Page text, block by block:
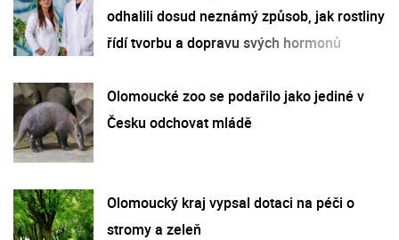
odhalili dosud neznámý způsob, jak rostliny
řídí tvorbu a dopravu svých hormonů
Olomoucké zoo se podařilo jako jediné v
Česku odchovat mládě
Olomoucký kraj vypsal dotaci na péči o
stromy a zeleň